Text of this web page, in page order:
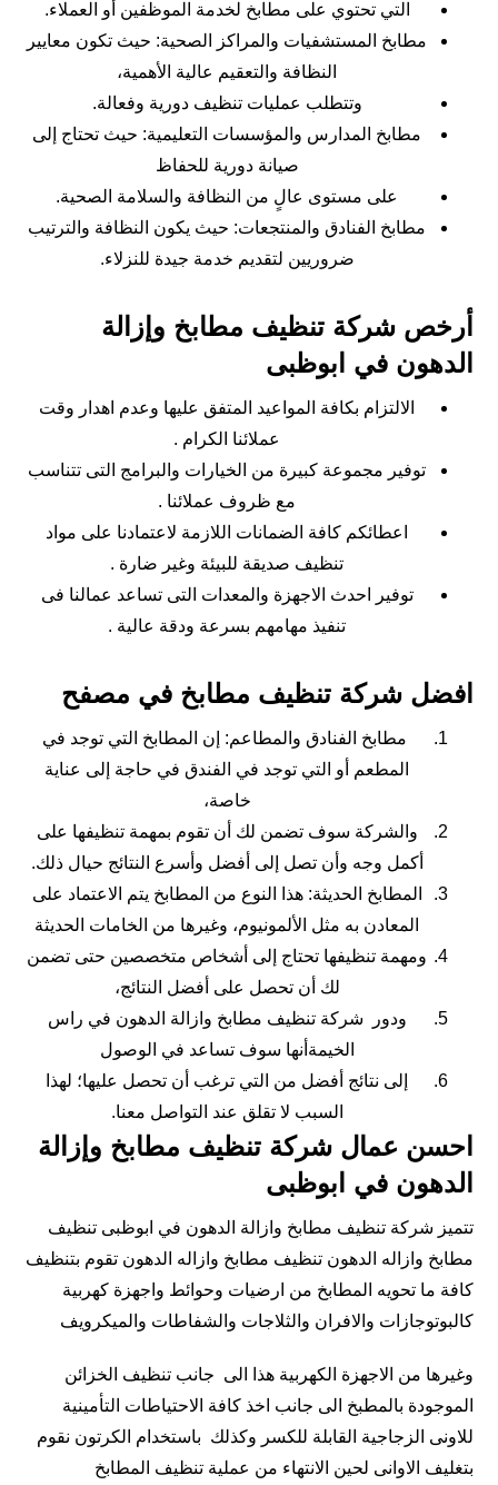
التي تحتوي على مطابخ لخدمة الموظفين أو العملاء.
مطابخ المستشفيات والمراكز الصحية: حيث تكون معايير
النظافة والتعقيم عالية الأهمية،
وتتطلب عمليات تنظيف دورية وفعالة.
مطابخ المدارس والمؤسسات التعليمية: حيث تحتاج إلى
صيانة دورية للحفاظ
على مستوى عالٍ من النظافة والسلامة الصحية.
مطابخ الفنادق والمنتجعات: حيث يكون النظافة والترتيب
ضروريين لتقديم خدمة جيدة للنزلاء.
أرخص شركة تنظيف مطابخ وإزالة
الدهون في ابوظبى
الالتزام بكافة المواعيد المتفق عليها وعدم اهدار وقت
عملائنا الكرام .
توفير مجموعة كبيرة من الخيارات والبرامج التى تتناسب
مع ظروف عملائنا .
اعطائكم كافة الضمانات اللازمة لاعتمادنا على مواد
تنظيف صديقة للبيئة وغير ضارة .
توفير احدث الاجهزة والمعدات التى تساعد عمالنا فى
تنفيذ مهامهم بسرعة ودقة عالية .
افضل شركة تنظيف مطابخ في مصفح
مطابخ الفنادق والمطاعم: إن المطابخ التي توجد في
المطعم أو التي توجد في الفندق في حاجة إلى عناية
خاصة،
والشركة سوف تضمن لك أن تقوم بمهمة تنظيفها على
أكمل وجه وأن تصل إلى أفضل وأسرع النتائج حيال ذلك.
المطابخ الحديثة: هذا النوع من المطابخ يتم الاعتماد على
المعادن به مثل الألمونيوم، وغيرها من الخامات الحديثة
ومهمة تنظيفها تحتاج إلى أشخاص متخصصين حتى تضمن
لك أن تحصل على أفضل النتائج،
ودور شركة تنظيف مطابخ وازالة الدهون في راس
الخيمةأنها سوف تساعد في الوصول
إلى نتائج أفضل من التي ترغب أن تحصل عليها؛ لهذا
السبب لا تقلق عند التواصل معنا.
احسن عمال شركة تنظيف مطابخ وإزالة
الدهون في ابوظبى
تتميز شركة تنظيف مطابخ وازالة الدهون في ابوظبى تنظيف
مطابخ وازاله الدهون تنظيف مطابخ وازاله الدهون تقوم بتنظيف
كافة ما تحويه المطابخ من ارضيات وحوائط واجهزة كهربية
كالبوتوجازات والافران والثلاجات والشفاطات والميكرويف
وغيرها من الاجهزة الكهربية هذا الى جانب تنظيف الخزائن
الموجودة بالمطبخ الى جانب اخذ كافة الاحتياطات التأمينية
للاونى الزجاجية القابلة للكسر وكذلك باستخدام الكرتون نقوم
بتغليف الاوانى لحين الانتهاء من عملية تنظيف المطابخ